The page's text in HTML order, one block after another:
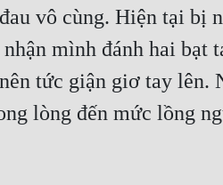
vô cùng. Hiện tại bị
mình đánh hai bạt
tức giận giơ tay lên.
lòng đến mức lồng